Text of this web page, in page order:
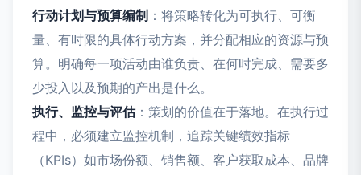
行动计划与预算编制 ：将策略转化为可执行、可衡
量、有时限的具体行动方案，并分配相应的资源与预
算。明确每一项活动由谁负责、在何时完成、需要多
少投入以及预期的产出是什么。
执行、监控与评估：策划的价值在于落地。在执行过
程中，必须建立监控机制，追踪关键绩效指标
（KPIs）如市场份额、销售额、客户获取成本、品牌